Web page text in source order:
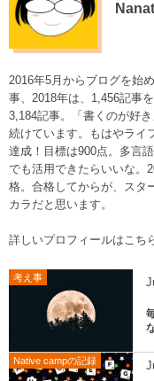
2016年5月からブログを始
事、2018年は、1,456記事
3,184記事。「書くのが好
続けています。もはやライ
達成！目標は900点。多言
でも活用できたらいいな。
格。合格してからが、スタ
カラだと思います。
詳しいプロフィールはこち
考え事
Native campの記録